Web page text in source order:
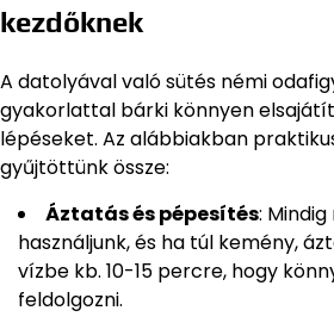
kezdőknek
A datolyával való sütés némi
gyakorlattal bárki könnyen
lépéseket. Az alábbiakban
gyűjtöttünk össze:
Áztatás és pépesítés:
használjunk, és ha túl kemény,
vízbe kb. 10-15 percre, hogy
feldolgozni.